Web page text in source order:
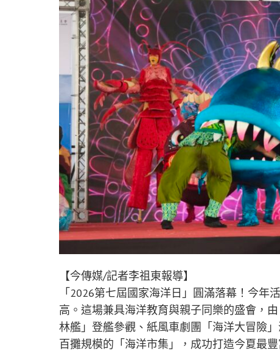
【今傳媒/記者李祖東報導】
「2026第七屆國家海洋日」圓滿落幕！今
高。這場兼具海洋教育與親子同樂的盛會，
林艦」登艦參觀、紙風車劇團「海洋大冒險
百攤規模的「海洋市集」，成功打造今夏最